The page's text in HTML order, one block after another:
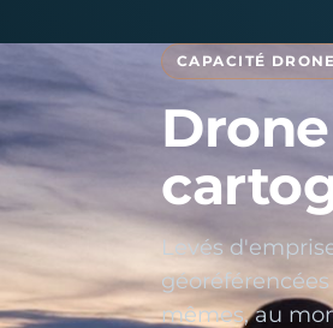
CAPACITÉ
Levés
mêmes, au